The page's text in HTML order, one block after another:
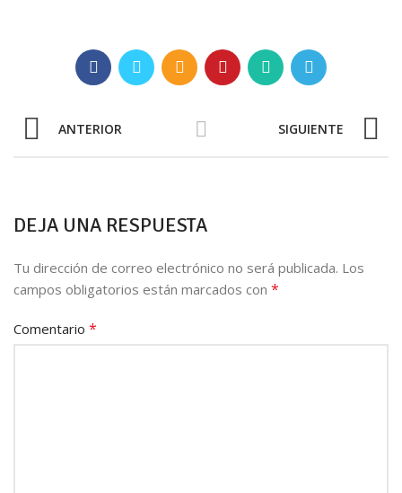
ANTERIOR SIGUIENTE
DEJA UNA RESPUESTA
Tu dirección de correo electrónico no será publicada. Los
campos obligatorios están marcados con *
Comentario *